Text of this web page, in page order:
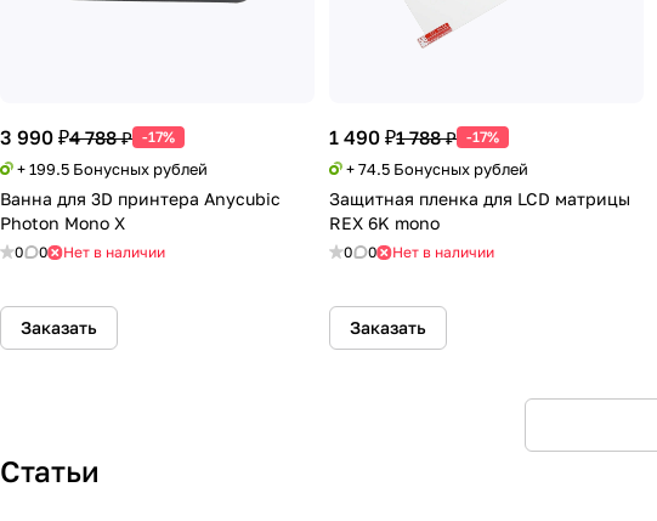
3 990 ₽4 788 ₽ -17%
+ 199.5 Бонусных рублей
Ванна для 3D принтера Anycubic
Photon Mono X
0 0 Нет в наличии
Заказать
1 490 ₽1 788 ₽ -17%
+ 74.5 Бонусных рублей
Защитная пленка для LCD матрицы
REX 6K mono
0 0 Нет в наличии
Заказать
Статьи